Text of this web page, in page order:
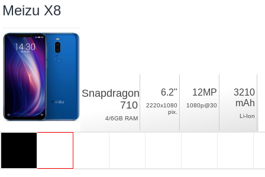
Meizu X8
Snapdragon
710
4/6GB RAM
6.2"
2220x1080
pix.
12MP
1080p@30
3210
mAh
Li-Ion